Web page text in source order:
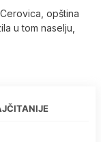
opština
u tom naselju,